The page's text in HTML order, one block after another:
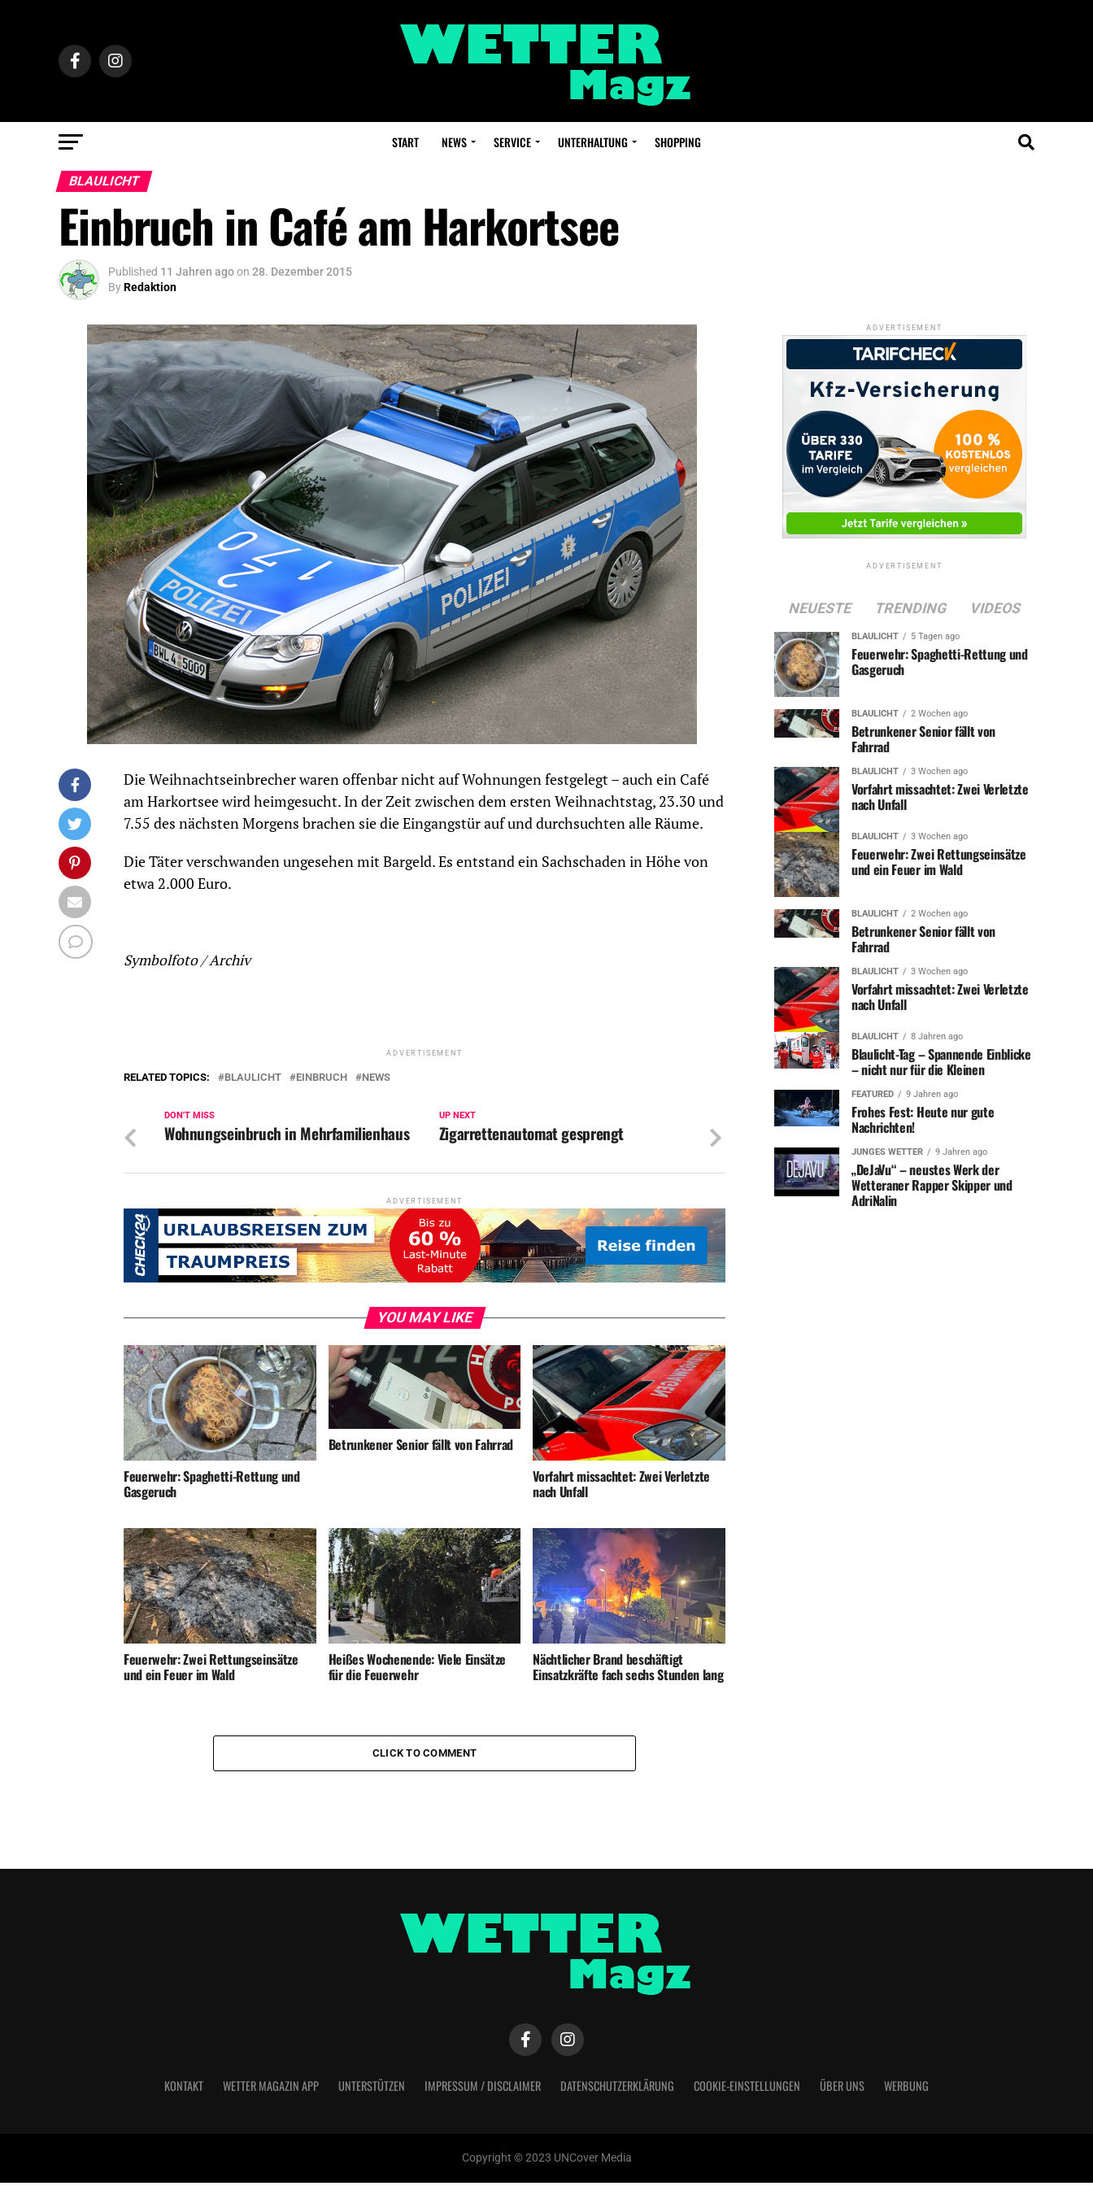
START NEWS SERVICE UNTERHALTUNG SHOPPING
BLAULICHT
Einbruch in Café am Harkortsee
Published 11 Jahren agoon 28. Dezember 2015
ByRedaktion
Die Weihnachtseinbrecher waren offenbar nicht auf Wohnungen festgelegt – auch ein Café
am Harkortsee wird heimgesucht. In der Zeit zwischen dem ersten Weihnachtstag, 23.30 und
7.55 des nächsten Morgens brachen sie die Eingangstür auf und durchsuchten alle Räume.
Die Täter verschwanden ungesehen mit Bargeld. Es entstand ein Sachschaden in Höhe von
etwa 2.000 Euro.
Symbolfoto / Archiv
ADVERTISEMENT
RELATED TOPICS: BLAULICHT EINBRUCH NEWS
UP NEXT
Zigarrettenautomat gesprengt
DON'T MISS
Wohnungseinbruch in Mehrfamilienhaus
ADVERTISEMENT
YOU MAY LIKE
Feuerwehr: Spaghetti-Rettung und
Gasgeruch
Betrunkener Senior fällt von Fahrrad
Vorfahrt missachtet: Zwei Verletzte
nach Unfall
Feuerwehr: Zwei Rettungseinsätze
und ein Feuer im Wald
Heißes Wochenende: Viele Einsätze
für die Feuerwehr
Nächtlicher Brand beschäftigt
Einsatzkräfte fach sechs Stunden lang
CLICK TO COMMENT
ADVERTISEMENT
ADVERTISEMENT
NEUESTE TRENDING VIDEOS
BLAULICHT 5 Tagen ago
Feuerwehr: Spaghetti-Rettung und
Gasgeruch
BLAULICHT 2 Wochen ago
Betrunkener Senior fällt von
Fahrrad
BLAULICHT 3 Wochen ago
Vorfahrt missachtet: Zwei Verletzte
nach Unfall
BLAULICHT 3 Wochen ago
Feuerwehr: Zwei Rettungseinsätze
und ein Feuer im Wald
BLAULICHT 2 Wochen ago
Betrunkener Senior fällt von
Fahrrad
BLAULICHT 3 Wochen ago
Vorfahrt missachtet: Zwei Verletzte
nach Unfall
BLAULICHT 8 Jahren ago
Blaulicht-Tag – Spannende Einblicke
– nicht nur für die Kleinen
FEATURED 9 Jahren ago
Frohes Fest: Heute nur gute
Nachrichten!
JUNGES WETTER 9 Jahren ago
„DeJaVu“ – neustes Werk der
Wetteraner Rapper Skipper und
AdriNalin
KONTAKT WETTER MAGAZIN APP UNTERSTÜTZEN IMPRESSUM / DISCLAIMER DATENSCHUTZERKLÄRUNG COOKIE-EINSTELLUNGEN ÜBER UNS WERBUNG
Copyright © 2023 UNCover Media